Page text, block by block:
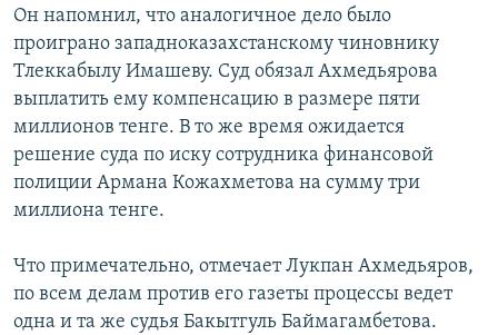
Он напомнил, что аналогичное дело было
проиграно западноказахстанскому чиновнику
Тлеккабылу Имашеву. Суд обязал Ахмедьярова
выплатить ему компенсацию в размере пяти
миллионов тенге. В то же время ожидается
решение суда по иску сотрудника финансовой
полиции Армана Кожахметова на сумму три
миллиона тенге.
Что примечательно, отмечает Лукпан Ахмедьяров,
по всем делам против его газеты процессы ведет
одна и та же судья Бакытгуль Баймагамбетова.